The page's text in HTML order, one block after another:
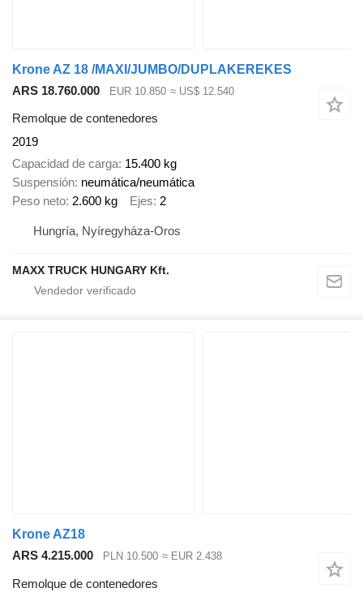
Krone AZ 18 /MAXI/JUMBO/DUPLAKEREKES
ARS 18.760.000
EUR 10.850 ≈ US$ 12.540
Remolque de contenedores
2019
Capacidad de carga 15.400 kg
Suspensión neumática/neumática
Peso neto 2.600 kg Ejes 2
Hungría, Nyíregyháza-Oros
MAXX TRUCK HUNGARY Kft.
Krone AZ18
ARS 4.215.000
PLN 10.500 ≈ EUR 2.438
Remolque de contenedores